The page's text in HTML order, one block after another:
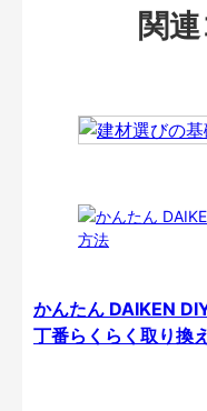
関
かんたん DAIKEN
丁番らくらく取り換